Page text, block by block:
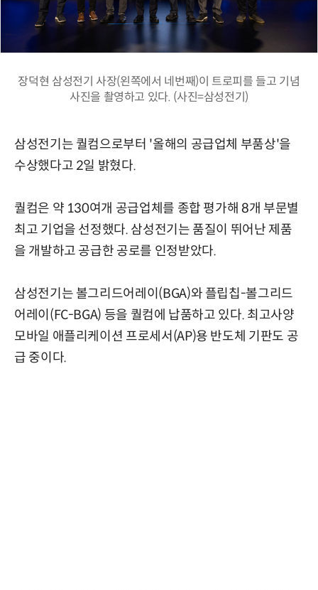
장덕현 삼성전기 사장(왼쪽에서 네번째)이 트로피를 들고 기념
사진을 촬영하고 있다. (사진=삼성전기)
삼성전기는 퀄컴으로부터 '올해의 공급업체 부품상'을
수상했다고 2일 밝혔다.
퀄컴은 약 130여개 공급업체를 종합 평가해 8개 부문별
최고 기업을 선정했다. 삼성전기는 품질이 뛰어난 제품
을 개발하고 공급한 공로를 인정받았다.
삼성전기는 볼그리드어레이(BGA)와 플립칩-볼그리드
어레이(FC-BGA) 등을 퀄컴에 납품하고 있다. 최고사양
모바일 애플리케이션 프로세서(AP)용 반도체 기판도 공
급 중이다.